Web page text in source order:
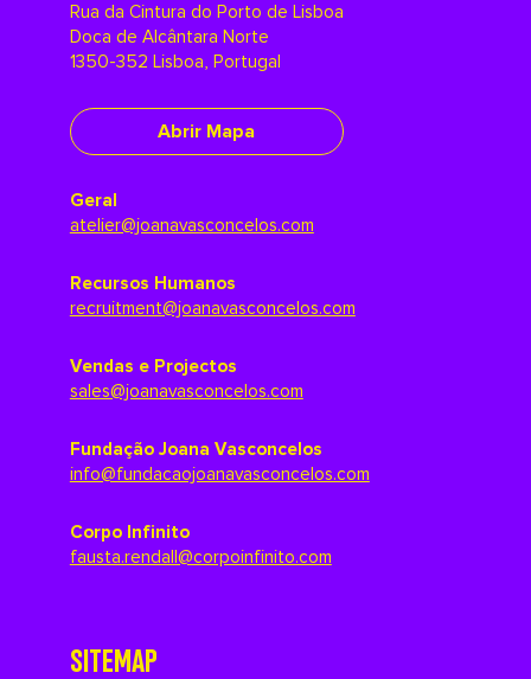
Rua da Cintura do Porto de Lisboa
Doca de Alcântara Norte
1350-352 Lisboa, Portugal
Abrir Mapa
Geral
atelier@joanavasconcelos.com
Recursos Humanos
recruitment@joanavasconcelos.com
Vendas e Projectos
sales@joanavasconcelos.com
Fundação Joana Vasconcelos
info@fundacaojoanavasconcelos.com
Corpo Infinito
fausta.rendall@corpoinfinito.com
SITEMAP